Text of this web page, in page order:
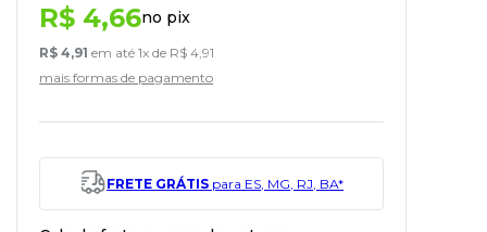
R$ 4,66no pix
R$ 4,91 em até1x de R$ 4 ,91
mais formas de pagamento
FRETE GRÁTIS para ES, MG, RJ, BA*